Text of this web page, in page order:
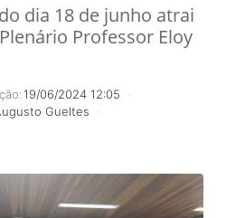
dia 18 de junho atrai
Professor Eloy
19/06/2024 12:05
Gueltes